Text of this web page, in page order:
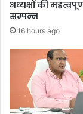
अध्यक्षों की
सम्पन्न
16 hours ago